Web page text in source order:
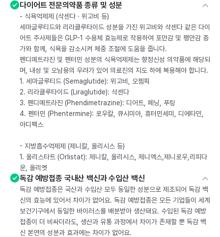
다이어트 전문의약품 종류 및 성분
- 식욕억제제 (삭센다 · 위고비 등)
세마글루티드와 리라클루타이드 성분을 가진 위고비와 삭센다 같은 다이
어트 주사제들은 GLP-1 수용체 효능제로 작용하여 포만감 및 팽만감 증
가와 함께, 식욕을 감소시켜 체중 조절에 도움을 줍니다.
펜디메트라진 및 펜터민 성분의 식욕억제제는 향정신성 의약품에 해당되
며, 내성 및 오남용의 우려가 있어 의료진의 지도 하에 복용해야 합니다.
1. 세마글루티드 (Semaglutide): 위고비, 오젬픽
2. 리라클루타이드 (Liraglutide): 삭센다
3. 펜디메트라진 (Phendimetrazine): 디어트, 페닝, 푸링
4. 펜터민 (Phentermine): 로우칼, 큐시미아, 휴터민세미, 디에타민,
아디펙스
- 지방흡수억제제 (제니칼, 올리시스 등)
1. 올리스타트 (Orlistat): 제니칼, 올리시스, 제니엑스,제니로우,리피다
운, 올리엣
독감 예방접종 국내산 백신과 수입산 백신
독감 예방접종은 국산과 수입산 모두 동일한 성분으로 제조되어 독감 백
신의 효능에 있어서 차이가 없어요. 독감 예방접종은 모든 기업들이 세계
보건기구에서 동일한 바이러스를 배분받아 생산돼요. 수입된 독감 예방
접종이 더 비싸더라도, 생산과 유통 과정에서 차이가 존재할 뿐 독감 백
신 본연의 성분과 효과에는 차이가 없어요.